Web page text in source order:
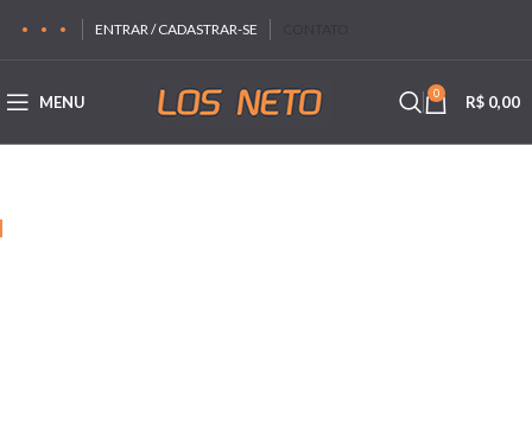
ENTRAR / CADASTRAR-SE
MENU 0 R$ 0,00